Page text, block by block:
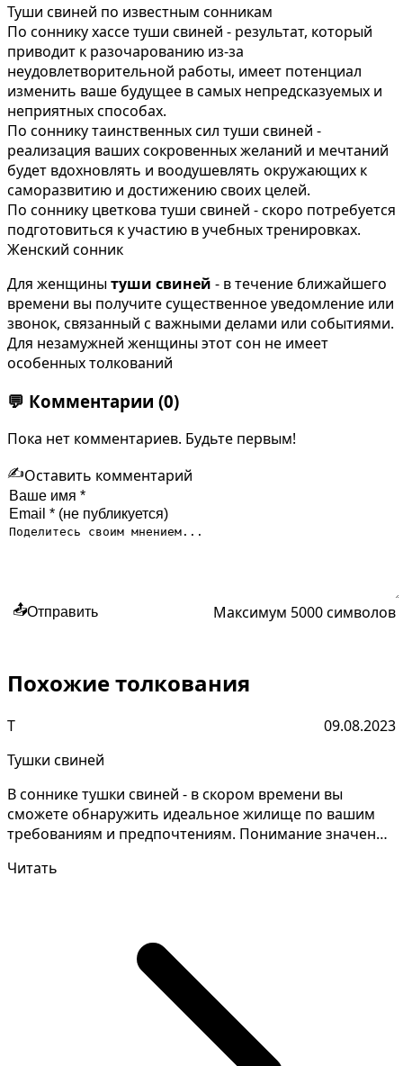
Туши свиней по известным сонникам
По соннику хассе туши свиней - результат, который
приводит к разочарованию из-за
неудовлетворительной работы, имеет потенциал
изменить ваше будущее в самых непредсказуемых и
неприятных способах.
По соннику таинственных сил туши свиней -
реализация ваших сокровенных желаний и мечтаний
будет вдохновлять и воодушевлять окружающих к
саморазвитию и достижению своих целей.
По соннику цветкова туши свиней - скоро потребуется
подготовиться к участию в учебных тренировках.
Женский сонник
Для женщинытуши свиней - в течение ближайшего
времени вы получите существенное уведомление или
звонок, связанный с важными делами или событиями.
Для незамужней женщины этот сон не имеет
особенных толкований
💬 Комментарии (0)
Пока нет комментариев. Будьте первым!
✍️Оставить комментарий
📤Отправить Максимум 5000 символов
Похожие толкования
Т
09.08.2023
Тушки свиней
В соннике тушки свиней - в скором времени вы
сможете обнаружить идеальное жилище по вашим
требованиям и предпочтениям. Понимание значений
Читать